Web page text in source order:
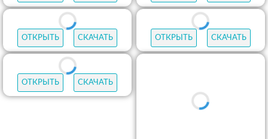
ОТКРЫТЬ СКАЧАТЬ